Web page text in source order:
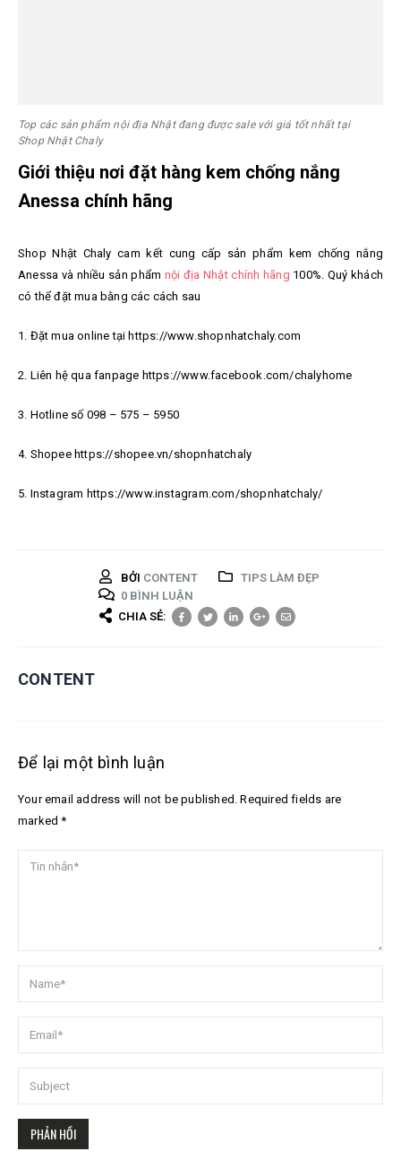
Top các sản phẩm nội địa Nhật đang được sale với giá tốt nhất tại
Shop Nhật Chaly
Giới thiệu nơi đặt hàng kem chống nắng
Anessa chính hãng
Shop Nhật Chaly cam kết cung cấp sản phẩm kem chống nắng
Anessa và nhiều sản phẩm nội địa Nhật chính hãng 100%. Quý khách
có thể đặt mua bằng các cách sau
1. Đặt mua online tại https://www.shopnhatchaly.com
2. Liên hệ qua fanpage https://www.facebook.com/chalyhome
3. Hotline số 098 – 575 – 5950
4. Shopee https://shopee.vn/shopnhatchaly
5. Instagram https://www.instagram.com/shopnhatchaly/
BỞI CONTENT
TIPS LÀM ĐẸP
0 BÌNH LUẬN
CHIA SẺ:
CONTENT
Để lại một bình luận
Your email address will not be published. Required fields are
marked *